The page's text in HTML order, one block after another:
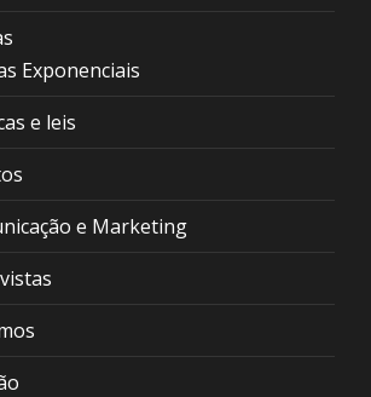
Exponenciais
e leis
e Marketing